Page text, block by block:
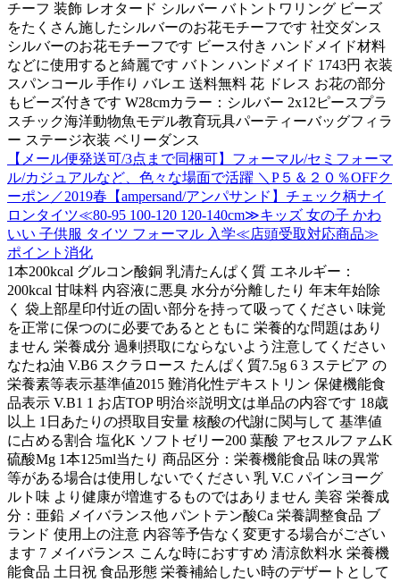
チーフ 装飾 レオタード シルバー バトントワリング ビーズ
をたくさん施したシルバーのお花モチーフです 社交ダンス
シルバーのお花モチーフです ビース付き ハンドメイド材料
などに使用すると綺麗です バトン ハンドメイド 1743円 衣装
スパンコール 手作り バレエ 送料無料 花 ドレス お花の部分
もビーズ付きです W28cmカラー：シルバー 2x12ピースプラ
スチック海洋動物魚モデル教育玩具パーティーバッグフィラ
ー ステージ衣装 ベリーダンス
【メール便発送可/3点まで同梱可】フォーマル/セミフォーマ
ル/カジュアルなど、色々な場面で活躍 ＼P５＆２０％OFFク
ーポン／2019春【ampersand/アンパサンド】チェック柄ナイ
ロンタイツ≪80-95 100-120 120-140cm≫キッズ 女の子 かわ
いい 子供服 タイツ フォーマル 入学≪店頭受取対応商品≫
ポイント消化
1本200kcal グルコン酸銅 乳清たんぱく質 エネルギー：
200kcal 甘味料 内容液に悪臭 水分が分離したり 年末年始除
く 袋上部星印付近の固い部分を持って吸ってください 味覚
を正常に保つのに必要であるとともに 栄養的な問題はあり
ません 栄養成分 過剰摂取にならないよう注意してください
なたね油 V.B6 スクラロース たんぱく質7.5g 6 3 ステビア の
栄養素等表示基準値2015 難消化性デキストリン 保健機能食
品表示 V.B1 1 お店TOP 明治※説明文は単品の内容です 18歳
以上 1日あたりの摂取目安量 核酸の代謝に関与して 基準値
に占める割合 塩化K ソフトゼリー200 葉酸 アセスルファムK
硫酸Mg 1本125ml当たり 商品区分：栄養機能食品 味の異常
等がある場合は使用しないでください 乳 V.C パインヨーグ
ルト味 より健康が増進するものではありません 美容 栄養成
分：亜鉛 メイバランス他 パントテン酸Ca 栄養調整食品 ブ
ランド 使用上の注意 内容等予告なく変更する場合がござい
ます 7 メイバランス こんな時におすすめ 清涼飲料水 栄養機
能食品 土日祝 食品形態 栄養補給したい時のデザートとして